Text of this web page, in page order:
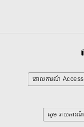
គោលការណ៍
សូម រាយការណ៍